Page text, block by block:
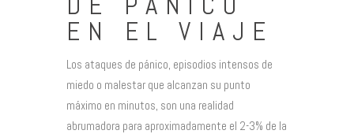
EN EL VIAJE
Los ataques de pánico, episodios intensos de
miedo o malestar que alcanzan su punto
máximo en minutos, son una realidad
abrumadora para aproximadamente el 2-3% de la